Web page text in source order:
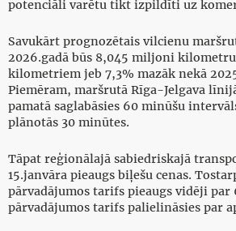
potenciāli varētu tikt izpildīti uz
Savukārt prognozētais vilcienu
2026.gadā būs 8,045 miljoni
kilometriem jeb 7,3% mazāk nekā
Piemēram, maršrutā Rīga-Jelgava
pamatā saglabāsies 60 minūšu
plānotās 30 minūtes.
Tāpat reģionālajā sabiedriskajā
15.janvāra pieaugs biļešu cenas.
pārvadājumos tarifs pieaugs vidēji par
pārvadājumos tarifs palielināsies par